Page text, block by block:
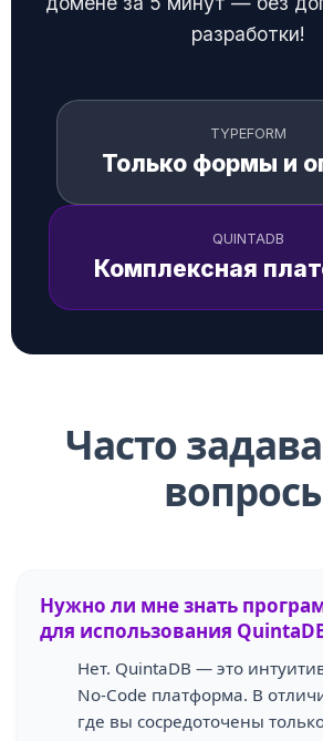
разработки!
TYPEFORM
Только формы и
QUINTADB
Комплексная
Часто
Нужно ли мне знать
для использования
Нет. QuintaDB — это
No-Code платформа. В
где вы сосредоточены